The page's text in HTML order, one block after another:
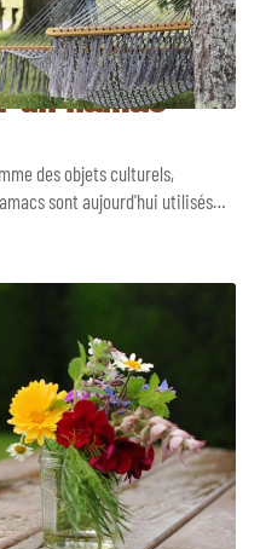
un hamac
des objets culturels,
sont aujourd'hui utilisés…